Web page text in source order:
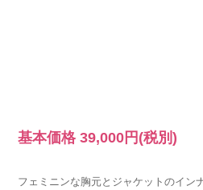
基本価格39,000円 (税別)
フェミニンな胸元とジャケットのイン